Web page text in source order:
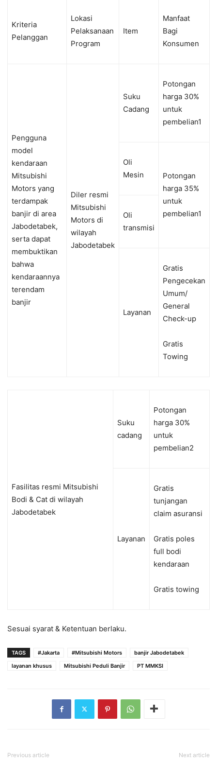
Kriteria
Pelanggan
Lokasi
Pelaksanaan
Program
Item
Manfaat
Bagi
Konsumen
Pengguna
model
kendaraan
Mitsubishi
Motors yang
terdampak
banjir di area
Jabodetabek,
serta dapat
membuktikan
bahwa
kendaraannya
terendam
banjir
Diler resmi
Mitsubishi
Motors di
wilayah
Jabodetabek
Suku
Cadang
Potongan
harga 30%
untuk
pembelian1
Oli
Mesin
Potongan
harga 35%
untuk
pembelian1
Oli
transmisi
Layanan
Gratis
Pengecekan
Umum/
General
Check-up
Gratis
Towing
Fasilitas resmi Mitsubishi
Bodi & Cat di wilayah
Jabodetabek
Suku
cadang
Potongan
harga 30%
untuk
pembelian2
Layanan
Gratis
tunjangan
claim asuransi
Gratis poles
full bodi
kendaraan
Gratis towing
Sesuai syarat & Ketentuan berlaku.
TAGS #Jakarta #Mitsubishi Motors
banjir Jabodetabek
layanan khusus
Mitsubishi Peduli Banjir PT MMKSI
Previous article Next article